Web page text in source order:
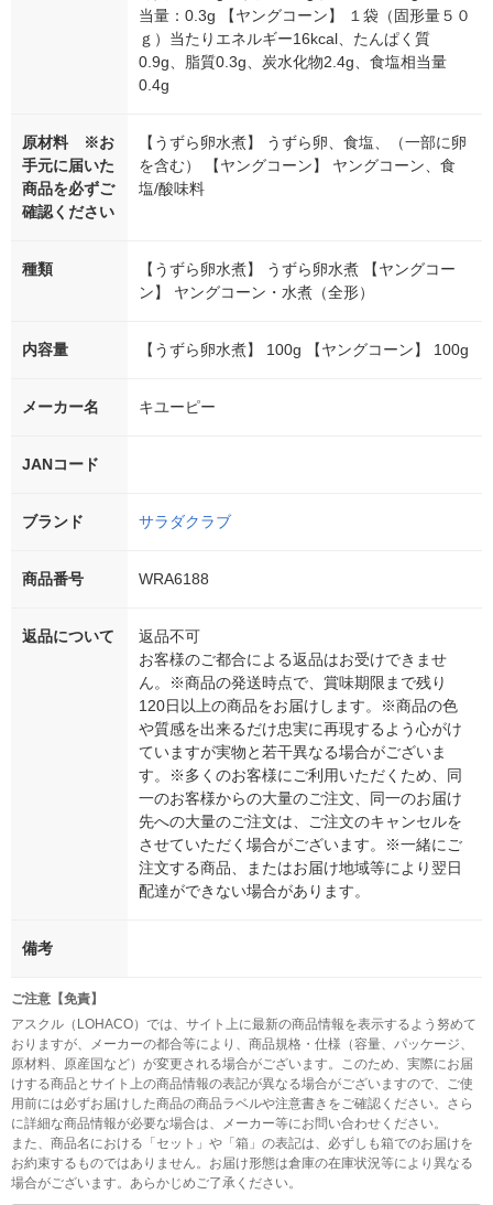
当量：0.3g 【ヤングコーン】 １袋（固形量５０
ｇ）当たりエネルギー16kcal、たんぱく質
0.9g、脂質0.3g、炭水化物2.4g、食塩相当量
0.4g
原材料 ※お
手元に届いた
商品を必ずご
確認ください
【うずら卵水煮】 うずら卵、食塩、（一部に卵
を含む） 【ヤングコーン】 ヤングコーン、食
塩/酸味料
種類
【うずら卵水煮】 うずら卵水煮 【ヤングコー
ン】 ヤングコーン・水煮（全形）
内容量 【うずら卵水煮】 100g 【ヤングコーン】 100g
メーカー名 キユーピー
JANコード
ブランド サラダクラブ
商品番号 WRA6188
返品について
返品不可
お客様のご都合による返品はお受けできませ
ん。※商品の発送時点で、賞味期限まで残り
120日以上の商品をお届けします。※商品の色
や質感を出来るだけ忠実に再現するよう心がけ
ていますが実物と若干異なる場合がございま
す。※多くのお客様にご利用いただくため、同
一のお客様からの大量のご注文、同一のお届け
先への大量のご注文は、ご注文のキャンセルを
させていただく場合がございます。※一緒にご
注文する商品、またはお届け地域等により翌日
配達ができない場合があります。
備考
ご注意【免責】
アスクル（LOHACO）では、サイト上に最新の商品情報を表示するよう努めて
おりますが、メーカーの都合等により、商品規格・仕様（容量、パッケージ、
原材料、原産国など）が変更される場合がございます。このため、実際にお届
けする商品とサイト上の商品情報の表記が異なる場合がございますので、ご使
用前には必ずお届けした商品の商品ラベルや注意書きをご確認ください。さら
に詳細な商品情報が必要な場合は、メーカー等にお問い合わせください。
また、商品名における「セット」や「箱」の表記は、必ずしも箱でのお届けを
お約束するものではありません。お届け形態は倉庫の在庫状況等により異なる
場合がございます。あらかじめご了承ください。